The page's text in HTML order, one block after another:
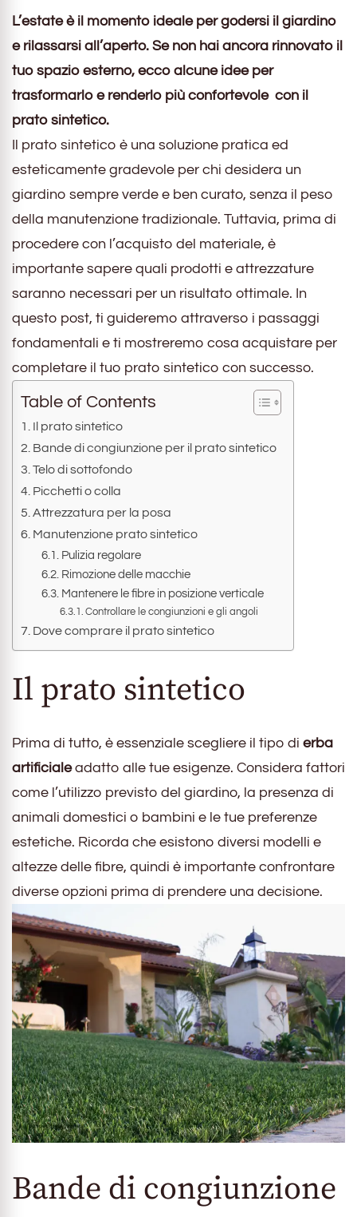
L’estate è il momento ideale per godersi il giardino
e rilassarsi all’aperto. Se non hai ancora rinnovato il
tuo spazio esterno, ecco alcune idee per
trasformarlo e renderlo più confortevole con il
prato sintetico.
Il prato sintetico è una soluzione pratica ed
esteticamente gradevole per chi desidera un
giardino sempre verde e ben curato, senza il peso
della manutenzione tradizionale. Tuttavia, prima di
procedere con l’acquisto del materiale, è
importante sapere quali prodotti e attrezzature
saranno necessari per un risultato ottimale. In
questo post, ti guideremo attraverso i passaggi
fondamentali e ti mostreremo cosa acquistare per
completare il tuo prato sintetico con successo.
Table of Contents
Il prato sintetico
Bande di congiunzione per il prato sintetico
Telo di sottofondo
Picchetti o colla
Attrezzatura per la posa
Manutenzione prato sintetico
Pulizia regolare
Rimozione delle macchie
Mantenere le fibre in posizione verticale
Controllare le congiunzioni e gli angoli
Dove comprare il prato sintetico
Il prato sintetico
Prima di tutto, è essenziale scegliere il tipo di erba
artificialeadatto alle tue esigenze. Considera fattori
come l’utilizzo previsto del giardino, la presenza di
animali domestici o bambini e le tue preferenze
estetiche. Ricorda che esistono diversi modelli e
altezze delle fibre, quindi è importante confrontare
diverse opzioni prima di prendere una decisione.
Bande di congiunzione